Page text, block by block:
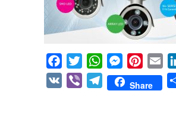
FacebookTwitterWhatsAppMessenger
VK
Viber TelegramShare